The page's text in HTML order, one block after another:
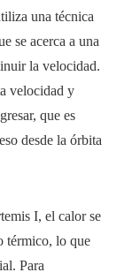
una técnica
se acerca a una
la velocidad.
velocidad y
que es
desde la órbita
I, el calor se
térmico, lo que
Para